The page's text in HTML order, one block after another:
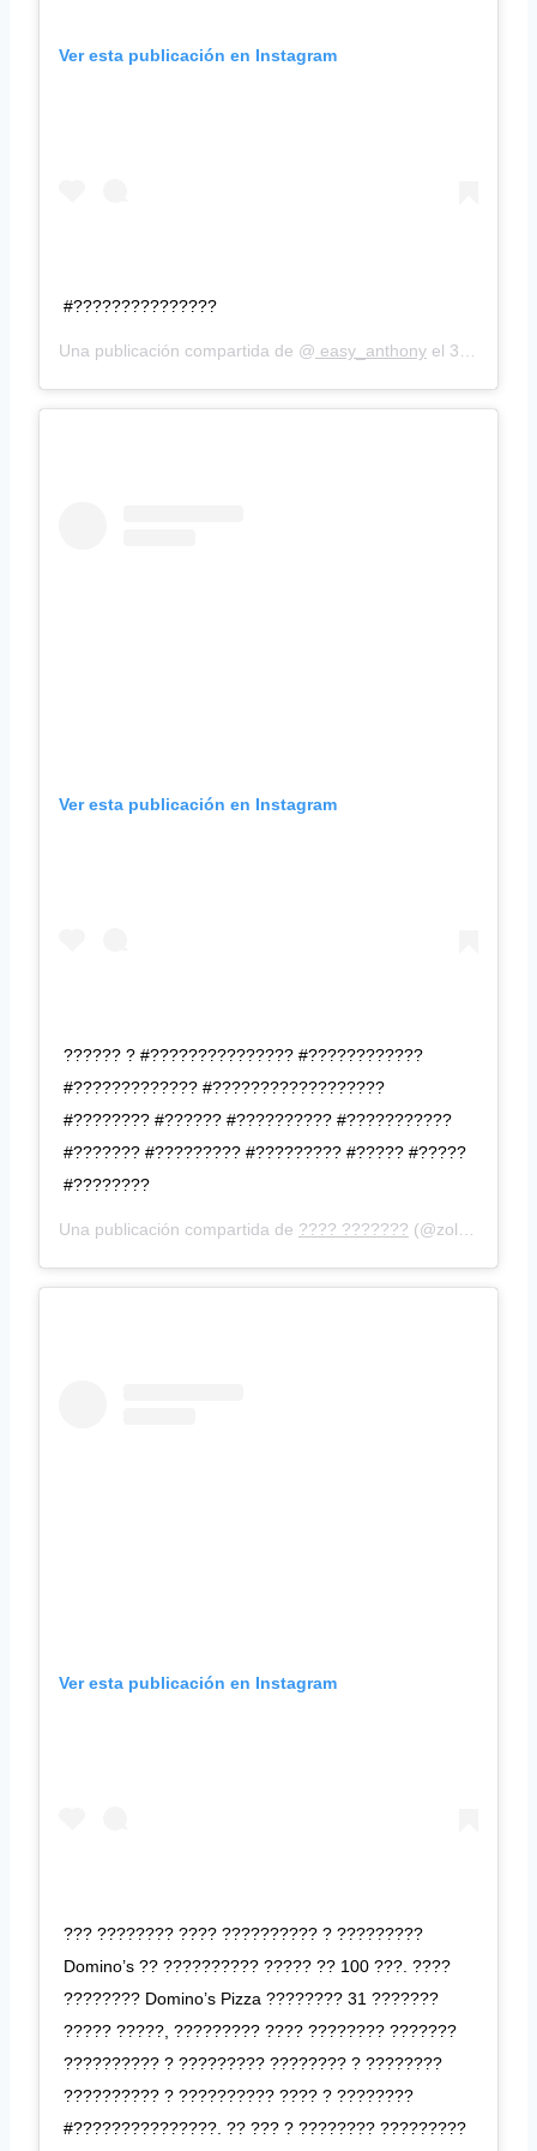
Ver esta publicación en Instagram
#???????????????
Una publicación compartida de @ easy_anthony el 3 Sep, 2018 a las 3:04 PDT
Ver esta publicación en Instagram
?????? ? #??????????????? #????????????
#????????????? #??????????????????
#???????? #?????? #?????????? #???????????
#??????? #????????? #????????? #????? #?????
#????????
Una publicación compartida de ???? ??????? (@zolotoi_dima) el
Ver esta publicación en Instagram
??? ???????? ???? ?????????? ? ?????????
Domino’s ?? ?????????? ????? ?? 100 ???. ????
???????? Domino’s Pizza ???????? 31 ???????
????? ?????, ????????? ???? ???????? ???????
?????????? ? ????????? ???????? ? ????????
?????????? ? ?????????? ???? ? ????????
#???????????????. ?? ??? ? ???????? ?????????